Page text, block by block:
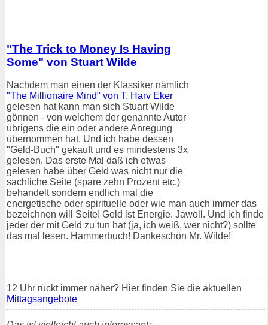
"The Trick to Money Is Having
Some" von Stuart Wilde
Nachdem man einen der Klassiker nämlich
"The Millionaire Mind" von T. Harv Eker
gelesen hat kann man sich Stuart Wilde
gönnen - von welchem der genannte Autor
übrigens die ein oder andere Anregung
übernommen hat. Und ich habe dessen
"Geld-Buch" gekauft und es mindestens 3x
gelesen. Das erste Mal daß ich etwas
gelesen habe über Geld was nicht nur die
sachliche Seite (spare zehn Prozent etc.)
behandelt sondern endlich mal die
energetische oder spirituelle oder wie man auch immer das
bezeichnen will Seite! Geld ist Energie. Jawoll. Und ich finde
jeder der mit Geld zu tun hat (ja, ich weiß, wer nicht?) sollte
das mal lesen. Hammerbuch! Dankeschön Mr. Wilde!
12 Uhr rückt immer näher? Hier finden Sie die aktuellen
Mittagsangebote